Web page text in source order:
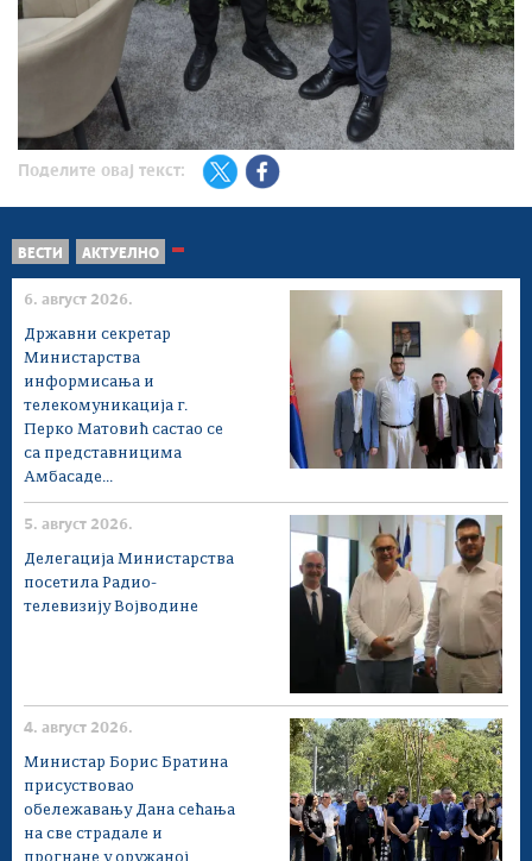
Поделите овај текст:
ВЕСТИ АКТУЕЛНО
6. август 2026.
Државни секретар
Министарства
информисања и
телекомуникација г.
Перко Матовић састао се
са представницима
Амбасаде...
5. август 2026.
Делегација Министарства
посетила Радио-
телевизију Војводине
4. август 2026.
Министар Борис Братина
присуствовао
обележавању Дана сећања
на све страдале и